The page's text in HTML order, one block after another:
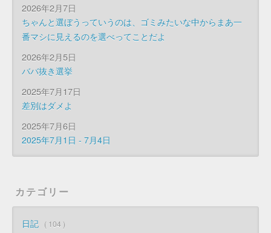
2026年2月7日
ちゃんと選ぼうっていうのは、ゴミみたいな中からまあ一
番マシに見えるのを選べってことだよ
2026年2月5日
ババ抜き選挙
2025年7月17日
差別はダメよ
2025年7月6日
2025年7月1日 - 7月4日
カテゴリー
日記 104